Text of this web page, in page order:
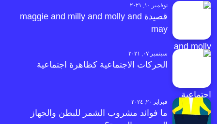
نوفمبر ١٠, ٢٠٢١
قصيدة maggie and milly and molly and
may
سبتمبر ٠٧, ٢٠٢١
الحركات الاجتماعية كظاهرة اجتماعية
فبراير ٢٠, ٢٠٢٤
ما فوائد مشروب الشمر للبطن والجهاز